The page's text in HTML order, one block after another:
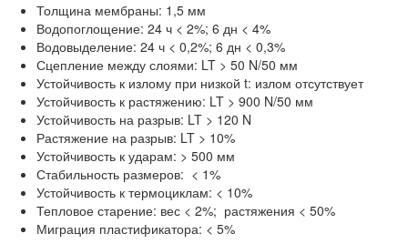
Толщина мембраны: 1,5 мм
Водопоглощение: 24 ч < 2%; 6 дн < 4%
Водовыделение: 24 ч < 0,2%; 6 дн < 0,3%
Сцепление между слоями: LT > 50 N/50 мм
Устойчивость к излому при низкой t: излом отсутствует
Устойчивость к растяжению: LT > 900 N/50 мм
Устойчивость на разрыв: LT > 120 N
Растяжение на разрыв: LT > 10%
Устойчивость к ударам: > 500 мм
Стабильность размеров: < 1%
Устойчивость к термоциклам: < 10%
Тепловое старение: вес < 2%; растяжения < 50%
Миграция пластификатора: < 5%